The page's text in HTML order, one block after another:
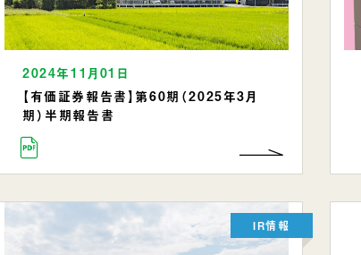
2024年11月01日
【有価証券報告書】第60期（2025年3月
期）半期報告書
IR情報